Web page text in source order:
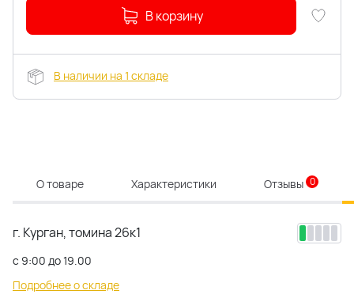
В корзину
В наличии на 1 складе
О товаре Характеристики Отзывы 0
г. Курган, томина 26к1
с 9:00 до 19.00
Подробнее о складе